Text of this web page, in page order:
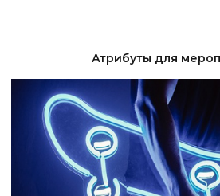
Атрибуты для